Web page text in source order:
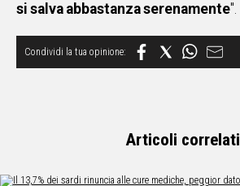
si salva abbastanza serenamente".
Articoli correlati